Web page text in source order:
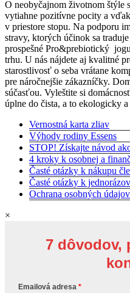
O neobyčajnom životnom štýle
vytiahne pozitívne pocity a
v priestore stopu. Na podporu
stravy, ktorých účinok sa
prospešné Pro&prebiotický
trhu. U nás nájdete aj kvalitné
starostlivosť o seba vrátane
pre náročnejšie zákazníčky.
súčasťou. Vyleštite si
úplne do čista, a to ekologicky
Vernostná karta zliav
Výhody rodiny Essens
STOP! Získajte návod
4 kroky k osobnej a
Časté otázky k nákupu
Časté otázky k
Ochrana osobných údajov
×
7 dôvodov,
Emailová adresa